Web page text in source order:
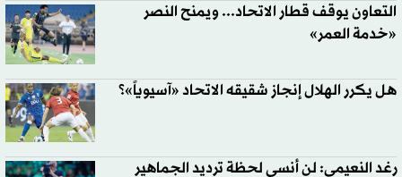
التعاون يوقف قطار الاتحاد... ويمنح النصر
«خدمة العمر»
هل يكرر الهلال إنجاز شقيقه الاتحاد «آسيوياً»؟
رغد النعيمي: لن أنسى لحظة ترديد الجماهير